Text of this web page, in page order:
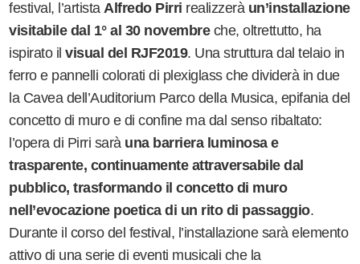
festival, l’artista Alfredo Pirri realizzerà un’installazione
visitabile dal 1° al 30 novembre che, oltrettutto, ha
ispirato ilvisual del RJF2019. Una struttura dal telaio in
ferro e pannelli colorati di plexiglass che dividerà in due
la Cavea dell’Auditorium Parco della Musica, epifania del
concetto di muro e di confine ma dal senso ribaltato:
l’opera di Pirri sarà una barriera luminosa e
trasparente, continuamente attraversabile dal
pubblico, trasformando il concetto di muro
nell’evocazione poetica di un rito di passaggio.
Durante il corso del festival, l’installazione sarà elemento
attivo di una serie di eventi musicali che la